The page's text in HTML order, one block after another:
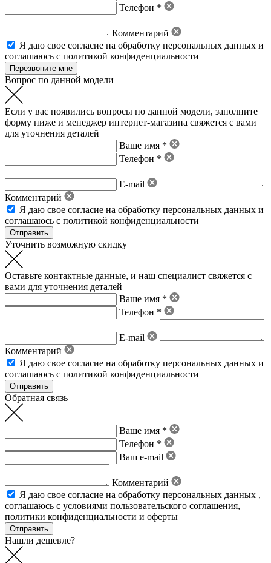
Телефон *
Комментарий
Я даю свое согласие на обработку персональных данных и
соглашаюсь с политикой конфиденциальности
Вопрос по данной модели
Если у вас появились вопросы по данной модели, заполните
форму ниже и менеджер интернет-магазина свяжется с вами
для уточнения деталей
Ваше имя *
Телефон *
E-mail
Комментарий
Я даю свое согласие на обработку персональных данных и
соглашаюсь с политикой конфиденциальности
Уточнить возможную скидку
Оставьте контактные данные, и наш специалист свяжется с
вами для уточнения деталей
Ваше имя *
Телефон *
E-mail
Комментарий
Я даю свое согласие на обработку персональных данных и
соглашаюсь с политикой конфиденциальности
Обратная связь
Ваше имя *
Телефон *
Ваш e-mail
Комментарий
Я даю свое согласие на обработку персональных данных ,
соглашаюсь с условиями пользовательского соглашения,
политики конфиденциальности и оферты
Нашли дешевле?